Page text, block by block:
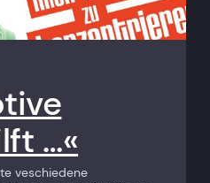
…«
veschiedene